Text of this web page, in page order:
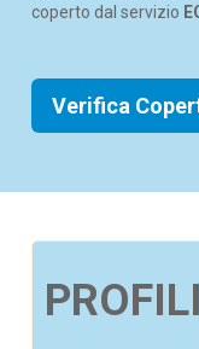
coperto dal servizio
Verifica